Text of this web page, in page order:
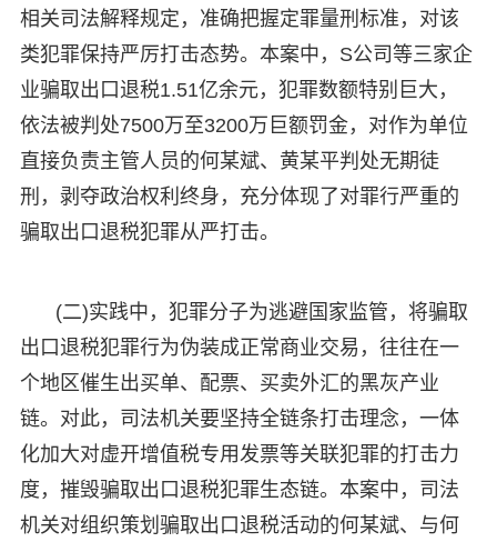
相关司法解释规定，准确把握定罪量刑标准，对该
类犯罪保持严厉打击态势。本案中，S公司等三家企
业骗取出口退税1.51亿余元，犯罪数额特别巨大，
依法被判处7500万至3200万巨额罚金，对作为单位
直接负责主管人员的何某斌、黄某平判处无期徒
刑，剥夺政治权利终身，充分体现了对罪行严重的
骗取出口退税犯罪从严打击。
(二)实践中，犯罪分子为逃避国家监管，将骗取
出口退税犯罪行为伪装成正常商业交易，往往在一
个地区催生出买单、配票、买卖外汇的黑灰产业
链。对此，司法机关要坚持全链条打击理念，一体
化加大对虚开增值税专用发票等关联犯罪的打击力
度，摧毁骗取出口退税犯罪生态链。本案中，司法
机关对组织策划骗取出口退税活动的何某斌、与何